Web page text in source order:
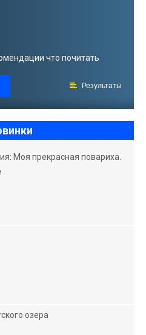
что почитать
Результаты
Моя прекрасная повариха.
озера